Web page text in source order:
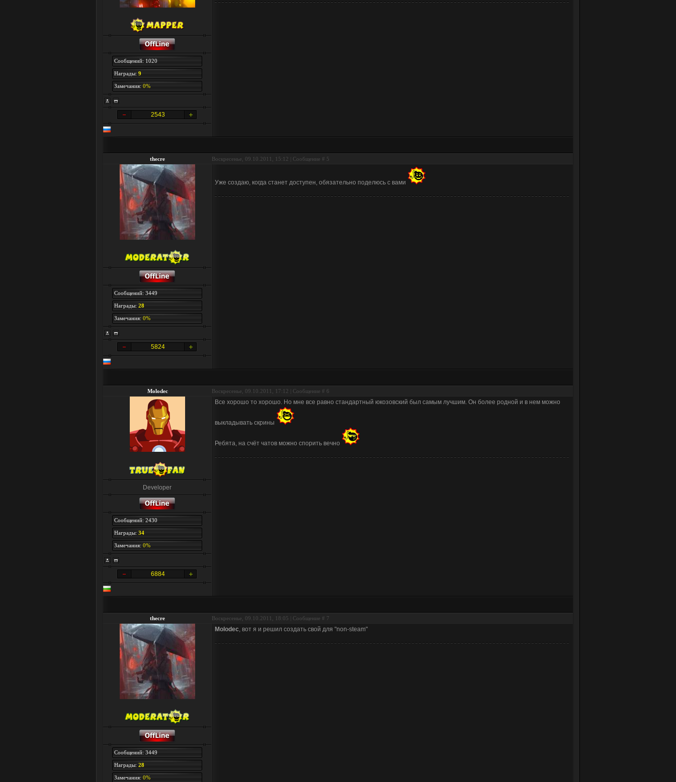
Сообщений: 1020
Награды: 9
Замечания: 0%
2543
thecre Воскресенье, 09.10.2011, 15:12 | Сообщение # 5
Сообщений: 3449
Награды: 28
Замечания: 0%
5824
Уже создаю, когда станет доступен, обязательно поделюсь с вами
Molodec Воскресенье, 09.10.2011, 17:12 | Сообщение # 6
Developer
Сообщений: 2430
Награды: 34
Замечания: 0%
6884
Все хорошо то хорошо. Но мне все равно стандартный юкозовский был самым лучшим. Он более родной и в нем можно
выкладывать скрины
Ребята, на счёт чатов можно спорить вечно
thecre Воскресенье, 09.10.2011, 18:05 | Сообщение # 7
Сообщений: 3449
Награды: 28
Замечания: 0%
Molodec, вот я и решил создать свой для "non-steam"